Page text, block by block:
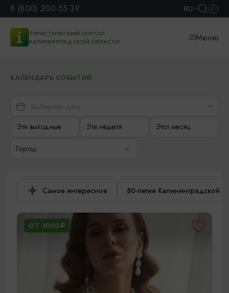
8 (800) 200-55-39 RU
ТУРИСТИЧЕСКИЙ ПОРТАЛ
КАЛИНИНГРАДСКОЙ ОБЛАСТИ
Меню
КАЛЕНДАРЬ СОБЫТИЙ
Эти выходные Эта неделя Этот месяц
Город
Самое интересное 80-летие Калининградской
ОТ 3000₽